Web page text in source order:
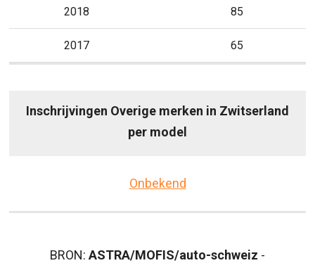
2018 85
2017 65
Inschrijvingen Overige merken in Zwitserland
per model
Onbekend
BRON: ASTRA/MOFIS/auto-schweiz -